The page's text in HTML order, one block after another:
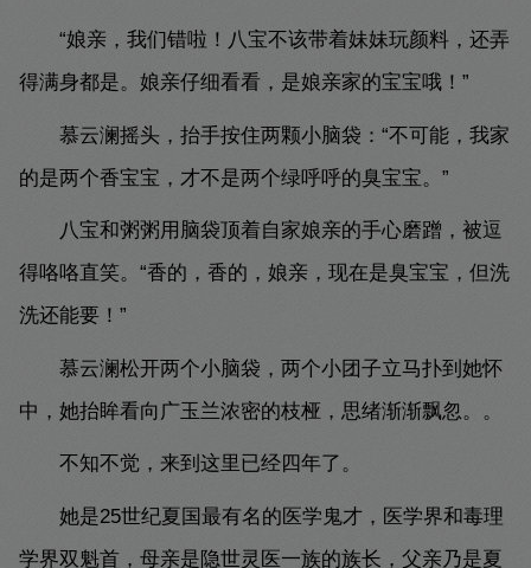
“娘亲，我们错啦！八宝不该带着妹妹玩颜料，还弄
得满身都是。娘亲仔细看看，是娘亲家的宝宝哦！”
慕云澜摇头，抬手按住两颗小脑袋：“不可能，我家
的是两个香宝宝，才不是两个绿呼呼的臭宝宝。”
八宝和粥粥用脑袋顶着自家娘亲的手心磨蹭，被逗
得咯咯直笑。“香的，香的，娘亲，现在是臭宝宝，但洗
洗还能要！”
慕云澜松开两个小脑袋，两个小团子立马扑到她怀
中，她抬眸看向广玉兰浓密的枝桠，思绪渐渐飘忽。。
不知不觉，来到这里已经四年了。
她是25世纪夏国最有名的医学鬼才，医学界和毒理
学界双魁首，母亲是隐世灵医一族的族长，父亲乃是夏